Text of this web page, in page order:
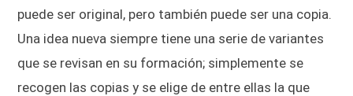
puede ser original, pero también puede ser una copia.
Una idea nueva siempre tiene una serie de variantes
que se revisan en su formación; simplemente se
recogen las copias y se elige de entre ellas la que